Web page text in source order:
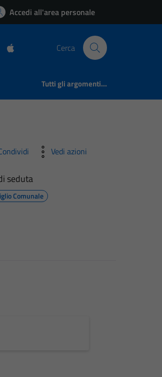
Accedi all'area personale
Cerca
Tutti gli argomenti...
Vedi azioni
seduta
Comunale